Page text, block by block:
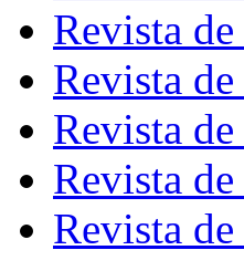
Revista
Revista
Revista
Revista
Revista